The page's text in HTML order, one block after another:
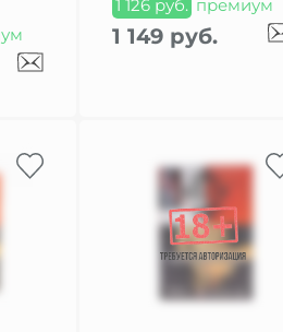
1 126 руб. премиум
1 149 руб.